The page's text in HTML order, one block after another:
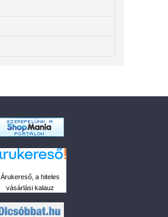
Árukereső, a hiteles
vásárlási kalauz